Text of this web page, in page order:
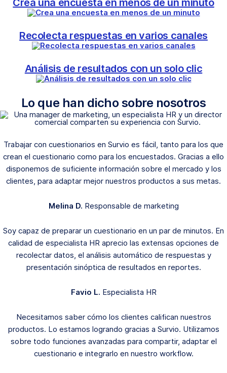
Crea una encuesta en menos de un minuto
Recolecta respuestas en varios canales
Análisis de resultados con un solo clic
Lo que han dicho sobre nosotros
Trabajar con cuestionarios en Survio es fácil, tanto para los que
crean el cuestionario como para los encuestados. Gracias a ello
disponemos de suficiente información sobre el mercado y los
clientes, para adaptar mejor nuestros productos a sus metas.
Melina D. Responsable de marketing
Soy capaz de preparar un cuestionario en un par de minutos. En
calidad de especialista HR aprecio las extensas opciones de
recolectar datos, el análisis automático de respuestas y
presentación sinóptica de resultados en reportes.
Favio L. Especialista HR
Necesitamos saber cómo los clientes califican nuestros
productos. Lo estamos logrando gracias a Survio. Utilizamos
sobre todo funciones avanzadas para compartir, adaptar el
cuestionario e integrarlo en nuestro workflow.